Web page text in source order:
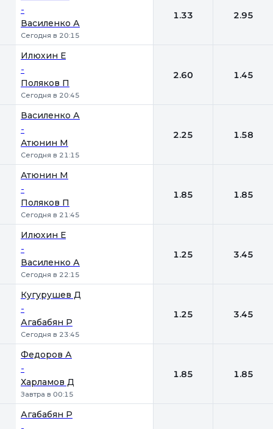
-
Василенко А
Сегодня в 20:15
1.33 2.95
Илюхин Е
-
Поляков П
Сегодня в 20:45
2.60 1.45
Василенко А
-
Атюнин М
Сегодня в 21:15
2.25 1.58
Атюнин М
-
Поляков П
Сегодня в 21:45
1.85 1.85
Илюхин Е
-
Василенко А
Сегодня в 22:15
1.25 3.45
Кугурушев Д
-
Агабабян Р
Сегодня в 23:45
1.25 3.45
Федоров А
-
Харламов Д
Завтра в 00:15
1.85 1.85
Агабабян Р